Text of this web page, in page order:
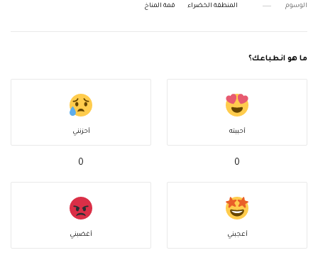
الوسوم المنطقة الخضراء قمة المناخ
ما هو انطباعك؟
أحببته
0
أحزنني
0
أعجبني أغضبني